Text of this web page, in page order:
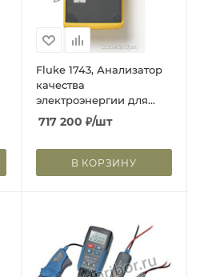
Fluke 1743, Анализатор
качества
электроэнергии для
трехфазной сети
(Госреестр РФ)
717 200 ₽/шт
В КОРЗИНУ